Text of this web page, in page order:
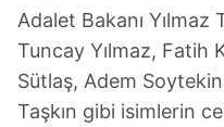
Adalet Bakanı
Tuncay Yılmaz, Fatih
Sütlaş, Adem
Taşkın gibi isimlerin